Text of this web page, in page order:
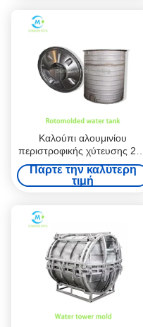
Καλούπι αλουμινίου
περιστροφικής χύτευσης 20T
για εξαιρετικά μεγάλη
δεξαμενή αποθήκευσης
υποδομής
Πάρτε την καλύτερη
τιμή